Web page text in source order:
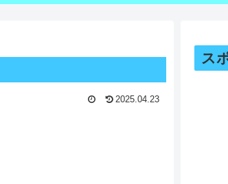
2025.04.23
ス